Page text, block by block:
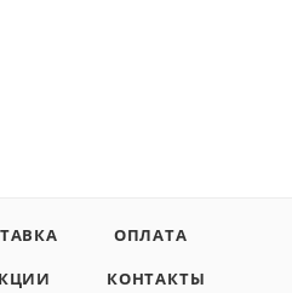
ОПЛАТА
КОНТАКТЫ